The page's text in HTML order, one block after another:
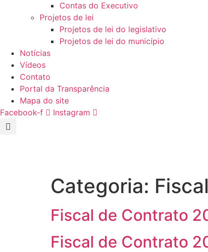
Contas do Executivo
Projetos de lei
Projetos de lei do legislativo
Projetos de lei do município
Notícias
Vídeos
Contato
Portal da Transparência
Mapa do site
Facebook-f
Instagram
Categoria:
Fiscal de Contrato
Fiscal de Contrato